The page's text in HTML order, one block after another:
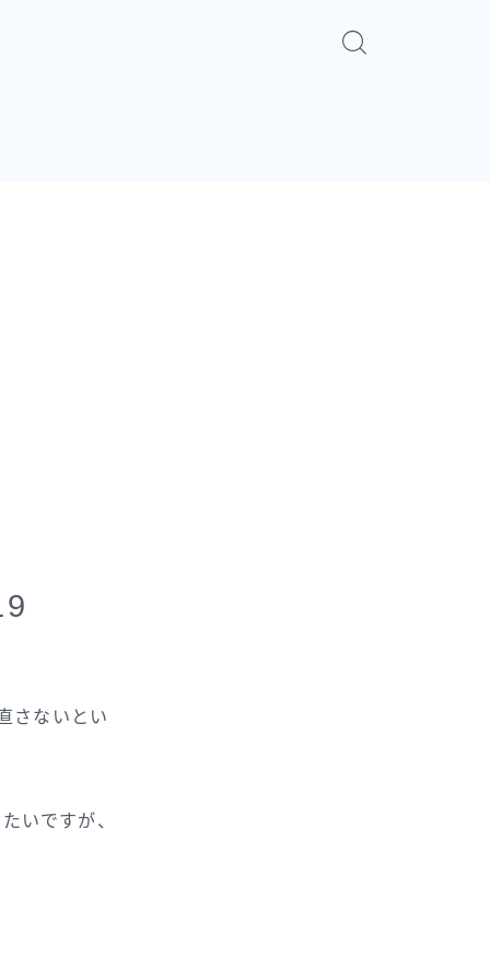
さないとい
いですが、